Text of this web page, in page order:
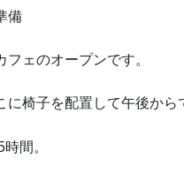
備
ェのオープンです。
椅子を配置して午後から
間。